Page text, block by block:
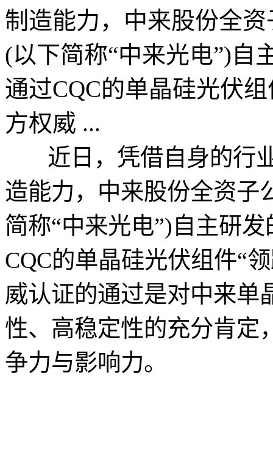
制造能力，中来股份全
(以下简称“中来光电”)自
通过CQC的单晶硅光伏
方权威 ...
近日，凭借自身的行业
造能力，中来股份全资子
简称“中来光电”)自主研
CQC的单晶硅光伏组件“
威认证的通过是对中来单
性、高稳定性的充分肯定
争力与影响力。